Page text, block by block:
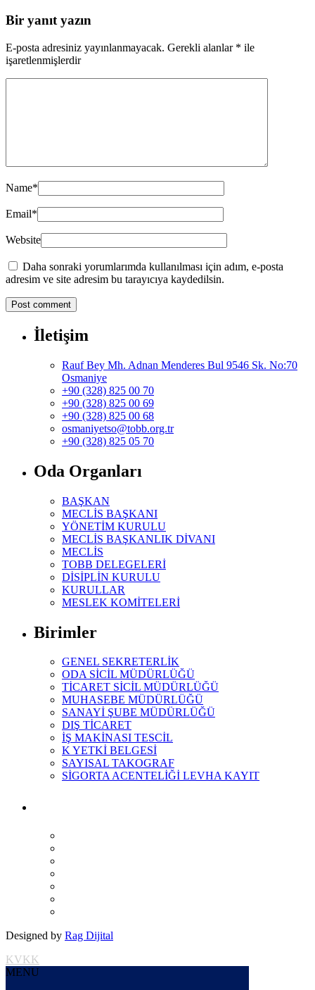
Bir yanıt yazın
E-posta adresiniz yayınlanmayacak. Gerekli alanlar * ile
işaretlenmişlerdir
Name*
Email*
Website
Daha sonraki yorumlarımda kullanılması için adım, e-posta
adresim ve site adresim bu tarayıcıya kaydedilsin.
İletişim
Rauf Bey Mh. Adnan Menderes Bul 9546 Sk. No:70
Osmaniye
+90 (328) 825 00 70
+90 (328) 825 00 69
+90 (328) 825 00 68
osmaniyetso@tobb.org.tr
+90 (328) 825 05 70
Oda Organları
BAŞKAN
MECLİS BAŞKANI
YÖNETİM KURULU
MECLİS BAŞKANLIK DİVANI
MECLİS
TOBB DELEGELERİ
DİSİPLİN KURULU
KURULLAR
MESLEK KOMİTELERİ
Birimler
GENEL SEKRETERLİK
ODA SİCİL MÜDÜRLÜĞÜ
TİCARET SİCİL MÜDÜRLÜĞÜ
MUHASEBE MÜDÜRLÜĞÜ
SANAYİ ŞUBE MÜDÜRLÜĞÜ
DIŞ TİCARET
İŞ MAKİNASI TESCİL
K YETKİ BELGESİ
SAYISAL TAKOGRAF
SİGORTA ACENTELİĞİ LEVHA KAYIT
Designed by Rag Dijital
KVKK
MENU